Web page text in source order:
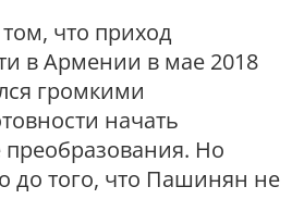
что приход
в Армении в мае 2018
громкими
начать
Но
до того, что Пашинян не